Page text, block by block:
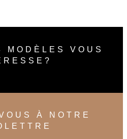
MODÈLES VOUS
À NOTRE